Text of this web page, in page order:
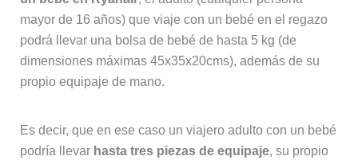
mayor de 16 años) que viaje con un bebé en el regazo
podrá llevar una bolsa de bebé de hasta 5 kg (de
dimensiones máximas 45x35x20cms), además de su
propio equipaje de mano.
Es decir, que en ese caso un viajero adulto con un bebé
podría llevar hasta tres piezas de equipaje, su propio